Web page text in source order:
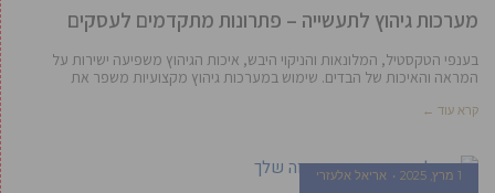
מערכות גיהוץ לתעשייה – פתרונות מתקדמים לעסקים
בענפי הטקסטיל, המלונאות והניקוי היבש, איכות הגיהוץ משפיעה ישירות על
המראה והאיכות של הבדים. שימוש במערכות גיהוץ מקצועיות משפר את
קרא עוד ←
1 מרץ, 2025 אריאל אלעזרי